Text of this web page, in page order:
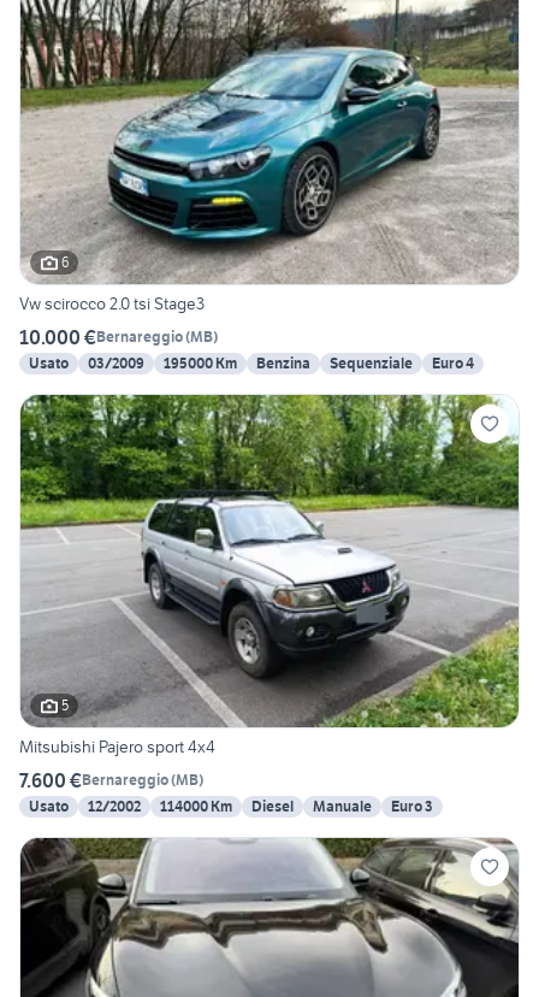
6
Vw scirocco 2.0 tsi Stage3
10.000 €Bernareggio(MB)
Usato
03/2009 195000 Km Benzina Sequenziale Euro 4
5
Mitsubishi Pajero sport 4x4
7.600 €Bernareggio(MB)
Usato
12/2002 114000 Km Diesel Manuale Euro 3